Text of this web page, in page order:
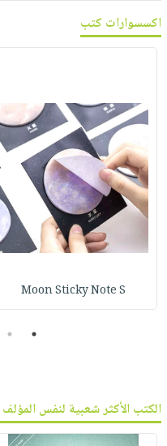
اكسسوارات كتب
Moon Sticky Note S
1
2
الكتب الأكثر شعبية لنفس